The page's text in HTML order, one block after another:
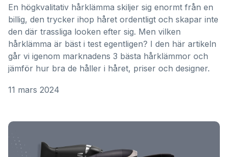
En högkvalitativ hårklämma skiljer sig enormt från en
billig, den trycker ihop håret ordentligt och skapar inte
den där trassliga looken efter sig. Men vilken
hårklämma är bäst i test egentligen? I den här artikeln
går vi igenom marknadens 3 bästa hårklämmor och
jämför hur bra de håller i håret, priser och designer.
11 mars 2024